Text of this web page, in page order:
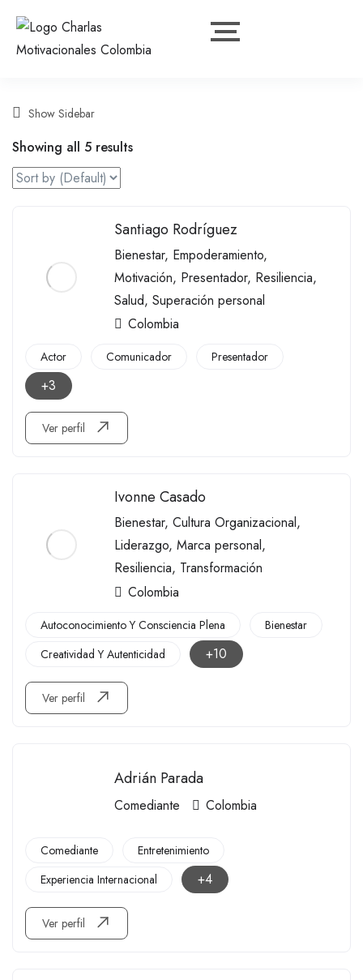
Show Sidebar
Showing all 5 results
Santiago Rodríguez
Bienestar, Empoderamiento,
Motivación, Presentador, Resiliencia,
Salud, Superación personal
Colombia
Actor Comunicador Presentador
+3
Ver perfil
Ivonne Casado
Bienestar, Cultura Organizacional,
Liderazgo, Marca personal,
Resiliencia, Transformación
Colombia
Autoconocimiento Y Consciencia Plena
Bienestar
Creatividad Y Autenticidad
+10
Ver perfil
Adrián Parada
Comediante Colombia
Comediante
Entretenimiento
Experiencia Internacional
+4
Ver perfil